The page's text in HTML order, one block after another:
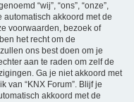
“wij”, “ons”, “onze”,
automatisch akkoord met de
voorwaarden, bezoek of
het recht om de
ons best doen om je
aan te raden om zelf de
Ga je niet akkoord met
van “KNX Forum”. Blijf je
akkoord met de